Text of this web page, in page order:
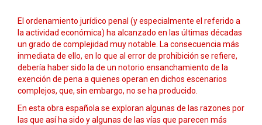
El ordenamiento jurídico penal (y especialmente el referido a
la actividad económica) ha alcanzado en las últimas décadas
un grado de complejidad muy notable. La consecuencia más
inmediata de ello, en lo que al error de prohibición se refiere,
debería haber sido la de un notorio ensanchamiento de la
exención de pena a quienes operan en dichos escenarios
complejos, que, sin embargo, no se ha producido.
En esta obra española se exploran algunas de las razones por
las que así ha sido y algunas de las vías que parecen más